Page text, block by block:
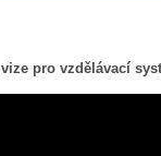
pro vzdělávací